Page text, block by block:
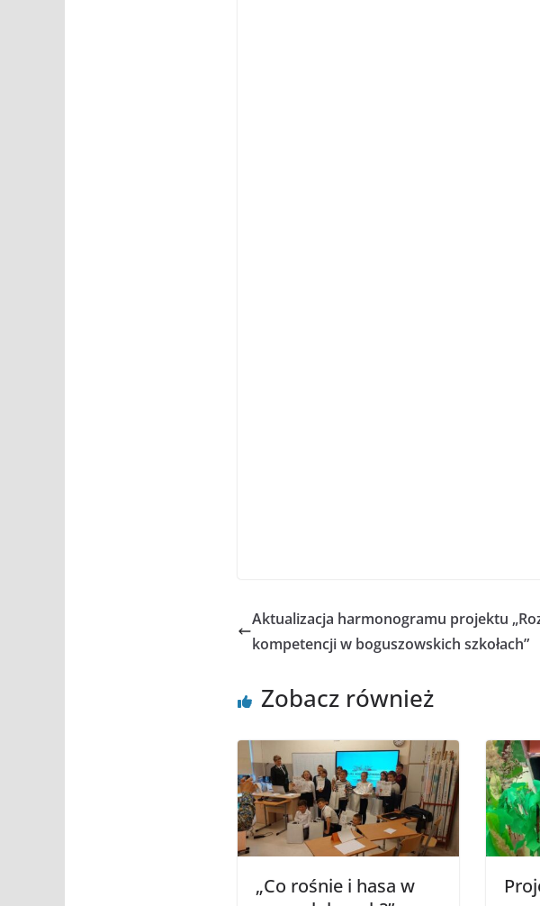
Aktualizacja harmonogramu projektu
kompetencji w boguszowskich szkołach”
Zobacz również
„Co rośnie i hasa w